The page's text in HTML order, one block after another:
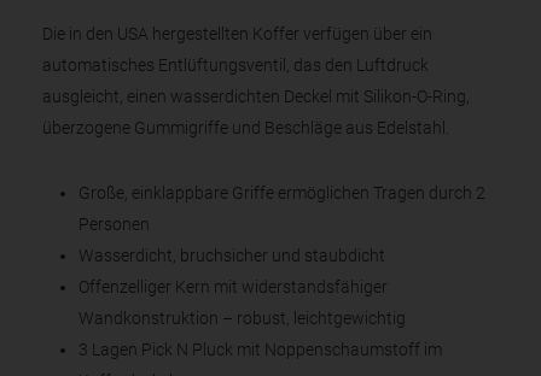
Die in den USA hergestellten Koffer verfügen über ein
automatisches Entlüftungsventil, das den Luftdruck
ausgleicht, einen wasserdichten Deckel mit Silikon-O-Ring,
überzogene Gummigriffe und Beschläge aus Edelstahl.
Große, einklappbare Griffe ermöglichen Tragen durch 2
Personen
Wasserdicht, bruchsicher und staubdicht
Offenzelliger Kern mit widerstandsfähiger
Wandkonstruktion – robust, leichtgewichtig
3 Lagen Pick N Pluck mit Noppenschaumstoff im